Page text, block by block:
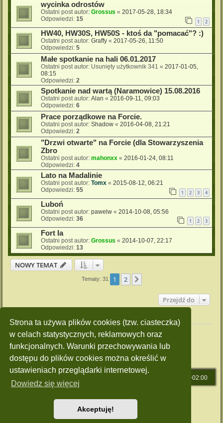
Strona ta używa plików cookies (tzw. ciasteczka)
w celach statystycznych, reklamowych oraz
funkcjonalnych. Warunki przechowywania lub
dostępu do plików cookies można określić w
ustawieniach przeglądarki internetowej.
Dowiedz się więcej
Akceptuję!
wycinka odrostów
Ostatni post autor: Grossus « 2017-05-28, 18:34
Odpowiedzi: 15 1 2
HW40, HW30S, HW50S - ktoś da "pomacać"? :)
Ostatni post autor: Graffy « 2017-05-26, 11:50
Odpowiedzi: 5
Małe spotkanie na hali 06.01.2017
Ostatni post autor: Usunięty użytkownik 341 « 2017-01-05,
08:15
Odpowiedzi: 2
Spotkanie nad wartą (Naramowice) 15.08.2016
Ostatni post autor: Alan « 2016-09-11, 09:03
Odpowiedzi: 6
Prace porządkowe na Forcie.
Ostatni post autor: Shadow « 2016-04-08, 21:21
Odpowiedzi: 2
"Drzwi otwarte" na Forcie (dla Stowarzyszenia
Zbro
Ostatni post autor: mahonxx « 2016-01-24, 08:11
Odpowiedzi: 4
Lato na Madalinie
Ostatni post autor: Tomx « 2015-08-12, 06:21
Odpowiedzi: 55 1 2 3 4
Luboń
Ostatni post autor: pawelw « 2014-10-08, 05:56
Odpowiedzi: 36 1 2 3
Fort Ia
Ostatni post autor: Grossus « 2014-10-07, 22:17
Odpowiedzi: 13
NOWY TEMAT
Tematy: 31 1 2
Przejdź do
Twoje uprawnienia na tym forum
Nie możesz
tworzyć nowych tematów
Nie możeszodpowiadać w tematach
Nie możeszzmieniać swoich postów
Nie możesz usuwać swoich postów
Nie możesz dodawać załączników
UTC+02:00
Style: Green-Style by Joyce&LunaphpBB-Style-Design
Zasady ochrony danych osobowych